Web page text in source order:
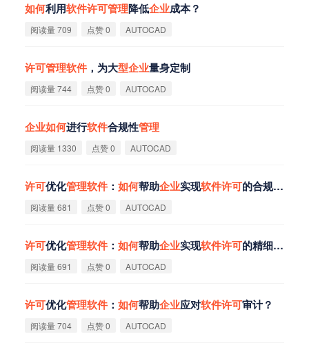
如何利用软件许可管理降低企业成本？
阅读量 709 点赞 0 AUTOCAD
许可管理软件 ，为大型企业量身定制
阅读量 744 点赞 0 AUTOCAD
企业如何进行软件合规性管理
阅读量 1330 点赞 0 AUTOCAD
许可优化管理软件 ： 如何帮助企业实现软件许可的合规性
阅读量 681 点赞 0 AUTOCAD
许可优化管理软件 ： 如何帮助企业实现软件许可的精细化
阅读量 691 点赞 0 AUTOCAD
许可优化管理软件 ： 如何帮助企业应对软件许可审计？
阅读量 704 点赞 0 AUTOCAD